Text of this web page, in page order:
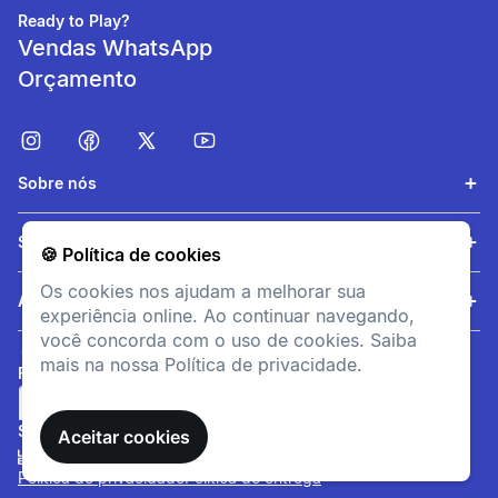
🍪 Política de cookies
Os cookies nos ajudam a melhorar sua
experiência online. Ao continuar navegando,
você concorda com o uso de cookies. Saiba
mais na nossa Política de privacidade.
Aceitar cookies
integrada para maior frescor
durante e após o exercício.
Ready to Play?
Vendas WhatsApp
Orçamento
Sobre nós
Serviços
Ajuda
FORMAS DE PAGAMENTO
SITE SEGURO
Política de privacidadePolítica de entrega